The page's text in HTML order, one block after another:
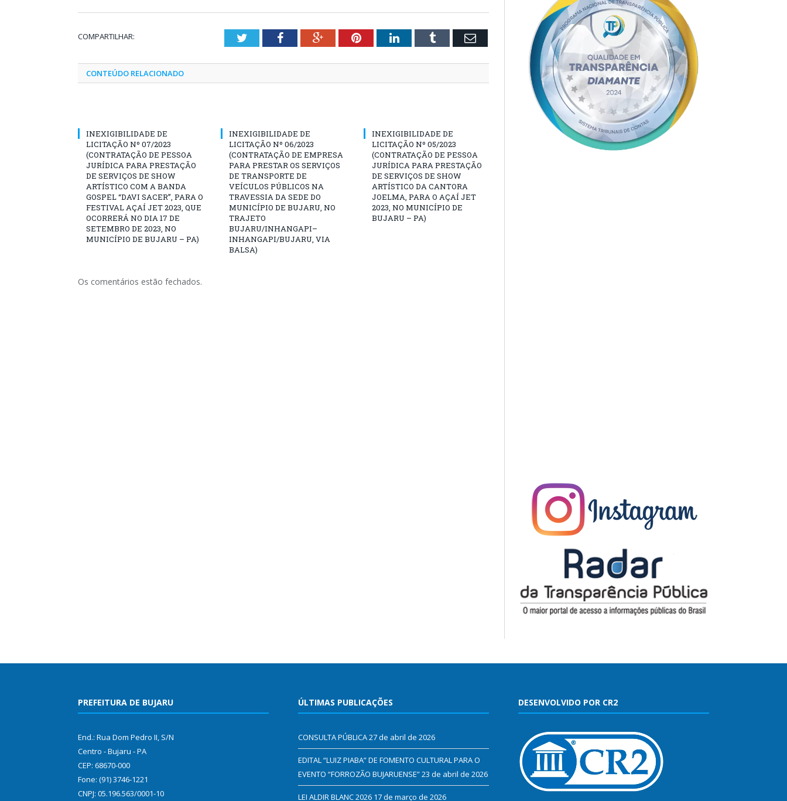
COMPARTILHAR: TwitterFacebookGoogle+PinterestLinkedInTumblr Email
CONTEÚDO RELACIONADO
INEXIGIBILIDADE DE
LICITAÇÃO Nº 07/2023
(CONTRATAÇÃO DE PESSOA
JURÍDICA PARA PRESTAÇÃO
DE SERVIÇOS DE SHOW
ARTÍSTICO COM A BANDA
GOSPEL “DAVI SACER”, PARA O
FESTIVAL AÇAÍ JET 2023, QUE
OCORRERÁ NO DIA 17 DE
SETEMBRO DE 2023, NO
MUNICÍPIO DE BUJARU – PA)
INEXIGIBILIDADE DE
LICITAÇÃO Nº 06/2023
(CONTRATAÇÃO DE EMPRESA
PARA PRESTAR OS SERVIÇOS
DE TRANSPORTE DE
VEÍCULOS PÚBLICOS NA
TRAVESSIA DA SEDE DO
MUNICÍPIO DE BUJARU, NO
TRAJETO
BUJARU/INHANGAPI–
INHANGAPI/BUJARU, VIA
BALSA)
INEXIGIBILIDADE DE
LICITAÇÃO Nº 05/2023
(CONTRATAÇÃO DE PESSOA
JURÍDICA PARA PRESTAÇÃO
DE SERVIÇOS DE SHOW
ARTÍSTICO DA CANTORA
JOELMA, PARA O AÇAÍ JET
2023, NO MUNICÍPIO DE
BUJARU – PA)
Os comentários estão fechados.
PREFEITURA DE BUJARU
End.: Rua Dom Pedro II, S/N
Centro - Bujaru - PA
CEP: 68670-000
Fone: (91) 3746-1221
CNPJ: 05.196.563/0001-10
ÚLTIMAS PUBLICAÇÕES
CONSULTA PÚBLICA27 de abril de 2026
EDITAL “LUIZ PIABA” DE FOMENTO CULTURAL PARA O
EVENTO “FORROZÃO BUJARUENSE”23 de abril de 2026
LEI ALDIR BLANC 2026 17 de março de 2026
DESENVOLVIDO POR CR2